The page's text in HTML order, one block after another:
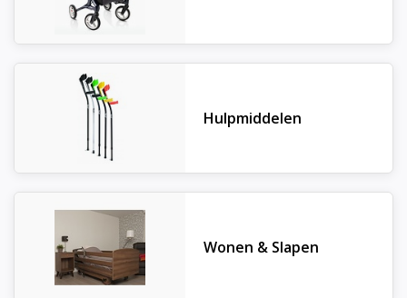
Hulpmiddelen
Wonen & Slapen